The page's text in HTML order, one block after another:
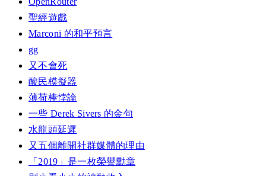
聖經遊戲
Marconi 的和平預言
gg
又不會死
酸民模擬器
薄荷棒悖論
一些 Derek Sivers 的金句
水龍頭延遲
又五個離開社群媒體的理由
「2019」是一枚榮譽勳章